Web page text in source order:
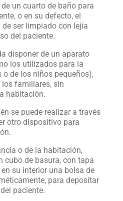
un cuarto de baño para
o en su defecto, el
ser limpiado con lejía
del paciente.
disponer de un aparato
los utilizados para la
de los niños pequeños),
familiares, sin
habitación.
se puede realizar a través
otro dispositivo para
o de la habitación,
cubo de basura, con tapa
su interior una bolsa de
para depositar
paciente.